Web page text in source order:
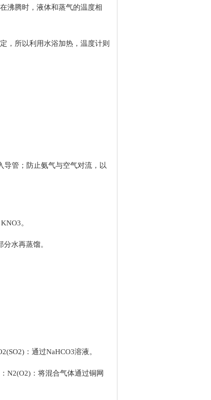
沸腾时，液体和蒸气的温度相
，所以利用水浴加热，温度计则
导管；防止氨气与空气对流，以
。
水再蒸馏。
：通过NaHCO3溶液。
N2(O2)：将混合气体通过铜网